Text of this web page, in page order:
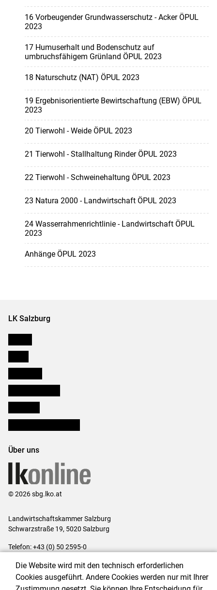
16 Vorbeugender Grundwasserschutz - Acker ÖPUL
2023
17 Humuserhalt und Bodenschutz auf
umbruchsfähigem Grünland ÖPUL 2023
18 Naturschutz (NAT) ÖPUL 2023
19 Ergebnisorientierte Bewirtschaftung (EBW) ÖPUL
2023
20 Tierwohl - Weide ÖPUL 2023
21 Tierwohl - Stallhaltung Rinder ÖPUL 2023
22 Tierwohl - Schweinehaltung ÖPUL 2023
23 Natura 2000 - Landwirtschaft ÖPUL 2023
24 Wasserrahmenrichtlinie - Landwirtschaft ÖPUL
2023
Anhänge ÖPUL 2023
LK Salzburg
Über uns
© 2026 sbg.lko.at
Landwirtschaftskammer Salzburg
Schwarzstraße 19, 5020 Salzburg
Telefon: +43 (0) 50 2595-0
Impressum|Kontakt|Datenschutzerklärung|Barrierefreiheit|
Cookie-Einstellungen
Die Website wird mit den technisch erforderlichen
Cookies ausgeführt. Andere Cookies werden nur mit Ihrer